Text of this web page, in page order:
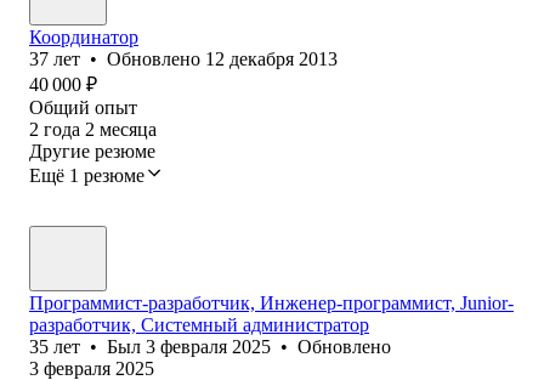
Координатор
37 лет • Обновлено 12 декабря 2013
40 000 ₽
Общий опыт
2 года 2 месяца
Другие резюме
Ещё 1 резюме
Программист-разработчик, Инженер-программист, Junior-
разработчик, Системный администратор
35 лет • Был 3 февраля 2025 • Обновлено
3 февраля 2025